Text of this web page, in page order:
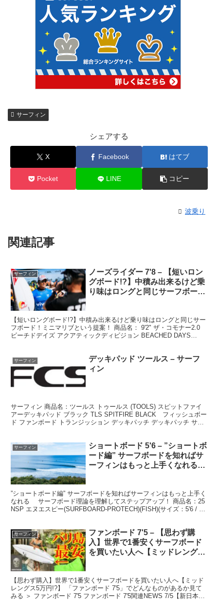
サーフィン
シェアする
X Facebook はてブ
Pocket LINE コピー
波乗り
関連記事
サーフィン
ノーズライダー 7'8 – 【短いロン
グボード!?】中積み出来るけど乗
り味はロングと同じサーフボー
【短いロングボード!?】中積み出来るけど乗り味はロングと同じサー
フボード！ミニマリブという提案！ 商品名： 9'2" ザ・コモナー2.0
ビーチドデイズ アクアティックディビジョン BEACHED DAYS
サーフィン
デッキパッド ツールス – サーフ
ィン
サーフィン 商品名：ツールス トゥールス (TOOLS) スピットファイ
アーデッキパッド ブラック TLS SPITFIRE BLACK フィッシュボー
ド ファンボード トランジッション デッキパッチ デッキパッチ サー
サーフィン
ショートボード 5'6 – ”ショートボ
ード編” サーフボードを知ればサ
ーフィンはもっと上手くなれる
”ショートボード編” サーフボードを知ればサーフィンはもっと上手く
なれる サーフボード理論を理解してステップアップ！ 商品名：25
NSP エヌエスピー(SURFBOARD-PROTECH)(FISH)(サイズ：5'6 / 6'0
サーフィン
ファンボード 7'5 – 【思わず購
入】世界で1番安くサーフボード
を買いたい人へ【ミッドレングス
【思わず購入】世界で1番安くサーフボードを買いたい人へ【ミッド
レングス5万円!?】 「ファンボード 7'5」でどんなものがあるか見て
みる ＞ ファンボード 7'5 ファンボード 7'5関連NEWS 7/5【新日本】